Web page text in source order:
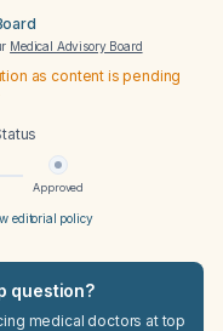
Medical Advisory Board
as content is pending
Approved
editorial policy
question?
medical doctors at top